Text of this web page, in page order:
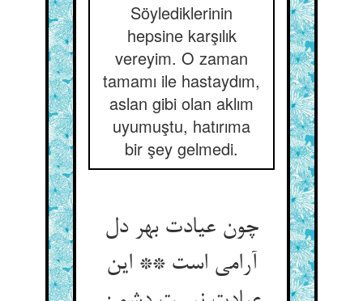
Söylediklerinin
hepsine karşılık
vereyim. O zaman
tamamı ile hastaydım,
aslan gibi olan aklım
uyumuştu, hatırıma
bir şey gelmedi.
چون عیادت بهر دل
آرامی است ** این